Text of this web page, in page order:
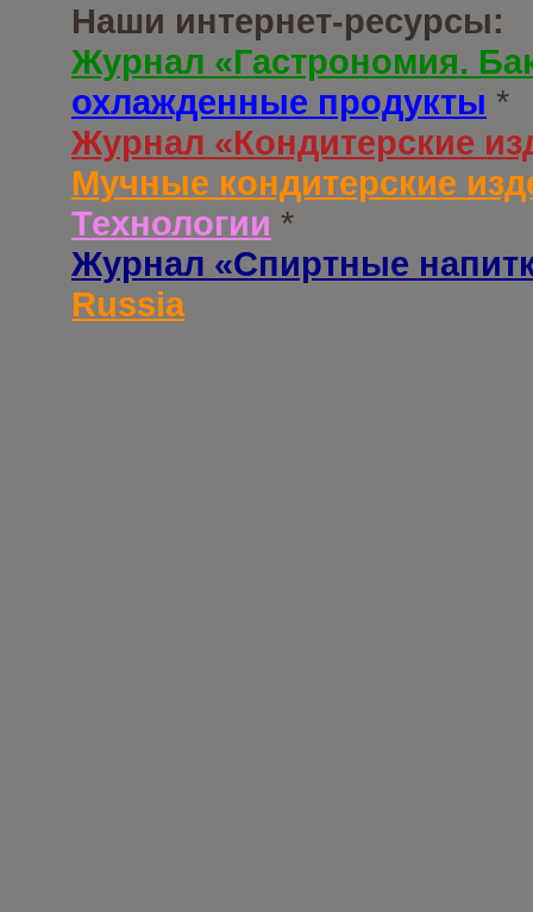
Наши интернет-ресурсы:
Журнал «Гастрономия.
охлажденные продукты *
Журнал «Кондитерские
Мучные кондитерские
Технологии *
Журнал «Спиртные
Russia